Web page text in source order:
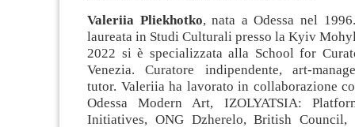
Valeriia Pliekhotko, nata a Odessa nel
laureata in Studi Culturali presso la Kyiv
2022 si è specializzata alla School for
Venezia. Curatore indipendente, art-
tutor. Valeriia ha lavorato in collaborazione
Odessa Modern Art, IZOLYATSIA:
Initiatives, ONG Dzherelo, British Council,